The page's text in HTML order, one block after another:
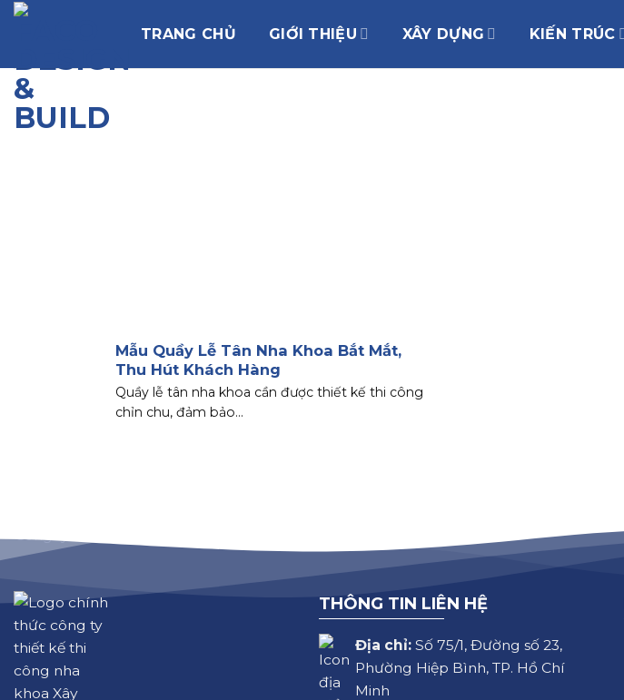
Chuyển
dung
TRANG CHỦ GIỚI THIỆU XÂY DỰNG KIẾN TRÚC
Mẫu Quầy Lễ Tân Nha Khoa Bắt Mắt,
Thu Hút Khách Hàng
Quầy lễ tân nha khoa cần được thiết kế thi công
chỉn chu, đảm bảo...
THÔNG TIN LIÊN HỆ
Địa chỉ:Số 75/1, Đường số 23,
Phường Hiệp Bình, TP. Hồ Chí
Minh